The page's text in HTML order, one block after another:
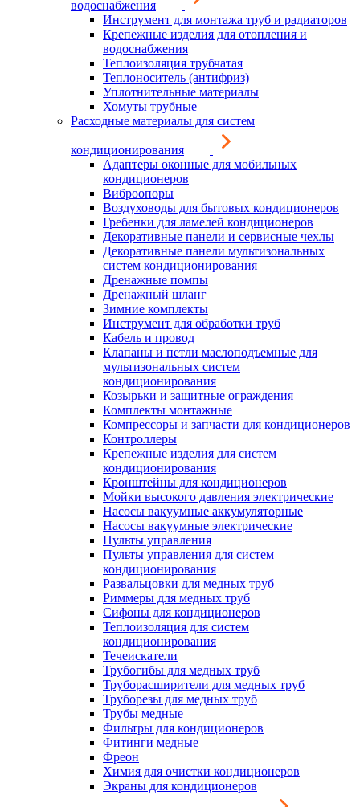
водоснабжения
Инструмент для монтажа труб и радиаторов
Крепежные изделия для отопления и
водоснабжения
Теплоизоляция трубчатая
Теплоноситель (антифриз)
Уплотнительные материалы
Хомуты трубные
Расходные материалы для систем
кондиционирования
Адаптеры оконные для мобильных
кондиционеров
Виброопоры
Воздуховоды для бытовых кондиционеров
Гребенки для ламелей кондиционеров
Декоративные панели и сервисные чехлы
Декоративные панели мультизональных
систем кондиционирования
Дренажные помпы
Дренажный шланг
Зимние комплекты
Инструмент для обработки труб
Кабель и провод
Клапаны и петли маслоподъемные для
мультизональных систем
кондиционирования
Козырьки и защитные ограждения
Комплекты монтажные
Компрессоры и запчасти для кондиционеров
Контроллеры
Крепежные изделия для систем
кондиционирования
Кронштейны для кондиционеров
Мойки высокого давления электрические
Насосы вакуумные аккумуляторные
Насосы вакуумные электрические
Пульты управления
Пульты управления для систем
кондиционирования
Развальцовки для медных труб
Риммеры для медных труб
Сифоны для кондиционеров
Теплоизоляция для систем
кондиционирования
Течеискатели
Трубогибы для медных труб
Труборасширители для медных труб
Труборезы для медных труб
Трубы медные
Фильтры для кондиционеров
Фитинги медные
Фреон
Химия для очистки кондиционеров
Экраны для кондиционеров